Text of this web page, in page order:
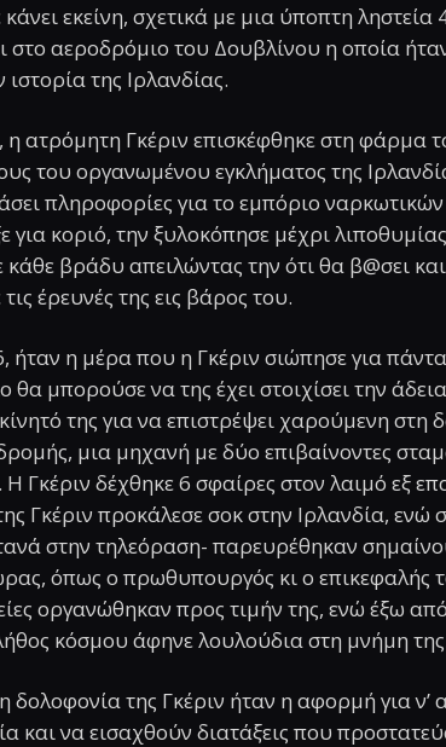
εκείνη, σχετικά με μια ύποπτη
στο αεροδρόμιο του Δουβλίνου η οποία
της Ιρλανδίας.
η ατρόμητη Γκέριν επισκέφθηκε στη φάρμα
του οργανωμένου εγκλήματος της
πληροφορίες για το εμπόριο
για κοριό, την ξυλοκόπησε μέχρι
βράδυ απειλώντας την ότι θα β@σει
έρευνές της εις βάρος του.
ήταν η μέρα που η Γκέριν σιώπησε για
θα μπορούσε να της έχει στοιχίσει την
της για να επιστρέψει χαρούμενη στη
μια μηχανή με δύο επιβαίνοντες
Γκέριν δέχθηκε 6 σφαίρες στον λαιμό εξ
Γκέριν προκάλεσε σοκ στην Ιρλανδία, ενώ
στην τηλεόραση- παρευρέθηκαν
όπως ο πρωθυπουργός κι ο επικεφαλής
οργανώθηκαν προς τιμήν της, ενώ έξω
κόσμου άφηνε λουλούδια στη μνήμη
η δολοφονία της Γκέριν ήταν η αφορμή για ν’
και να εισαχθούν διατάξεις που